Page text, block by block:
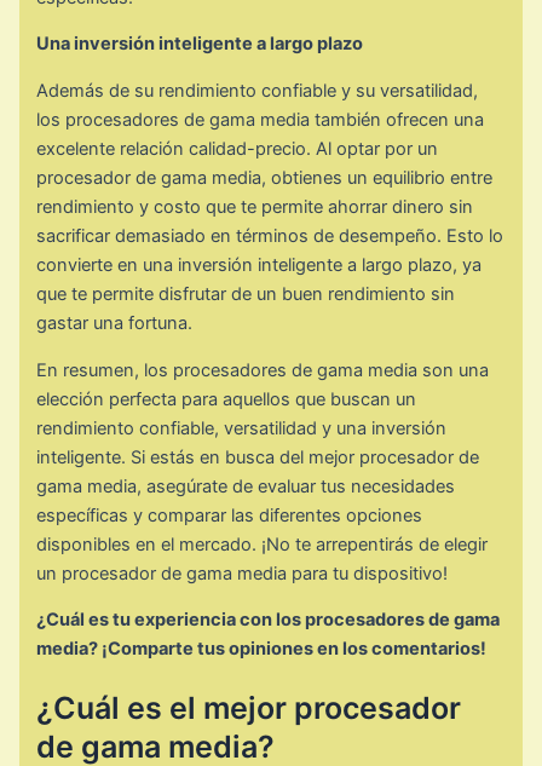
Una inversión inteligente a largo plazo
Además de su rendimiento confiable y su versatilidad,
los procesadores de gama media también ofrecen una
excelente relación calidad-precio. Al optar por un
procesador de gama media, obtienes un equilibrio entre
rendimiento y costo que te permite ahorrar dinero sin
sacrificar demasiado en términos de desempeño. Esto lo
convierte en una inversión inteligente a largo plazo, ya
que te permite disfrutar de un buen rendimiento sin
gastar una fortuna.
En resumen, los procesadores de gama media son una
elección perfecta para aquellos que buscan un
rendimiento confiable, versatilidad y una inversión
inteligente. Si estás en busca del mejor procesador de
gama media, asegúrate de evaluar tus necesidades
específicas y comparar las diferentes opciones
disponibles en el mercado. ¡No te arrepentirás de elegir
un procesador de gama media para tu dispositivo!
¿Cuál es tu experiencia con los procesadores de gama
media? ¡Comparte tus opiniones en los comentarios!
¿Cuál es el mejor procesador
de gama media?